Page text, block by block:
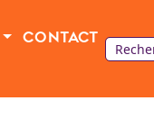
Contact